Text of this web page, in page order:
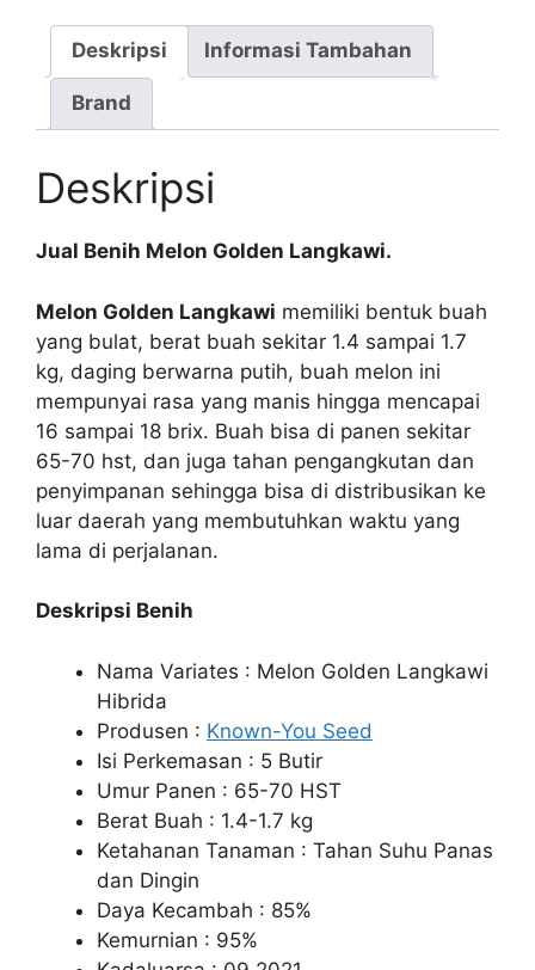
Deskripsi Informasi Tambahan
Brand
Deskripsi
Jual Benih Melon Golden Langkawi.
Melon Golden Langkawi memiliki bentuk buah
yang bulat, berat buah sekitar 1.4 sampai 1.7
kg, daging berwarna putih, buah melon ini
mempunyai rasa yang manis hingga mencapai
16 sampai 18 brix. Buah bisa di panen sekitar
65-70 hst, dan juga tahan pengangkutan dan
penyimpanan sehingga bisa di distribusikan ke
luar daerah yang membutuhkan waktu yang
lama di perjalanan.
Deskripsi Benih
Nama Variates : Melon Golden Langkawi
Hibrida
Produsen : Known-You Seed
Isi Perkemasan : 5 Butir
Umur Panen : 65-70 HST
Berat Buah : 1.4-1.7 kg
Ketahanan Tanaman : Tahan Suhu Panas
dan Dingin
Daya Kecambah : 85%
Kemurnian : 95%